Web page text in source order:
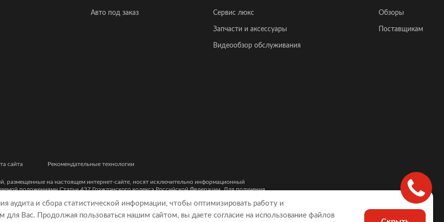
Авто под заказ Сервис люкс
Запчасти и аксессуары
Видеообзор обслуживания
Обзоры
Поставщикам
сайта Рекомендательные технологии
размещенные на настоящем интернет-сайте, носят исключительно информационный
положениями Статьи 437 Гражданского кодекса Российской Федерации. Для получения
характеристиками и цветовыми сочетаниями, а также точной стоимости автомобилей,
ОГРН 5077746977930)
аудита и сбора статистической информации, чтобы оптимизировать работу и
для Вас. Продолжая пользоваться нашим сайтом, вы даете согласие на использование файлов